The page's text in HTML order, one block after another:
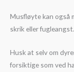
Musfløyte kan også
skrik eller fugleangst.
Husk at selv om
forsiktige som ved